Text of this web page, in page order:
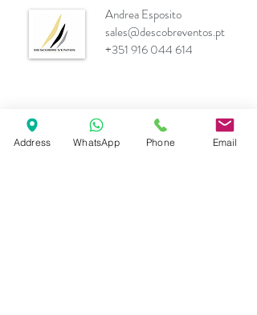
Andrea Esposito
sales@descobreventos.pt
+351 916 044 614
Marcas
Address WhatsApp Phone Email